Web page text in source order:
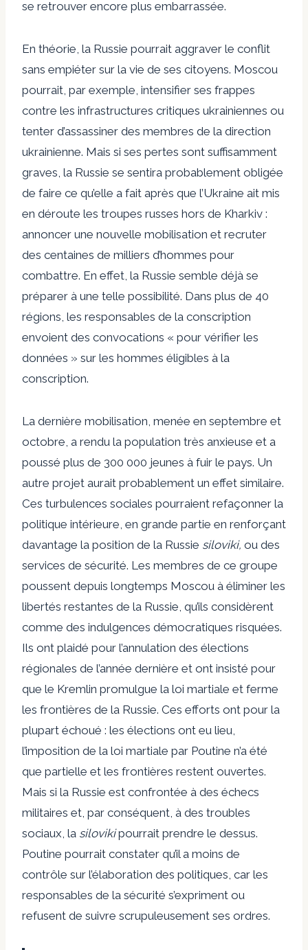
se retrouver encore plus embarrassée.
En théorie, la Russie pourrait aggraver le conflit
sans empiéter sur la vie de ses citoyens. Moscou
pourrait, par exemple, intensifier ses frappes
contre les infrastructures critiques ukrainiennes ou
tenter d’assassiner des membres de la direction
ukrainienne. Mais si ses pertes sont suffisamment
graves, la Russie se sentira probablement obligée
de faire ce qu’elle a fait après que l’Ukraine ait mis
en déroute les troupes russes hors de Kharkiv :
annoncer une nouvelle mobilisation et recruter
des centaines de milliers d’hommes pour
combattre. En effet, la Russie semble déjà se
préparer à une telle possibilité. Dans plus de 40
régions, les responsables de la conscription
envoient des convocations « pour vérifier les
données » sur les hommes éligibles à la
conscription.
La dernière mobilisation, menée en septembre et
octobre, a rendu la population très anxieuse et a
poussé plus de 300 000 jeunes à fuir le pays. Un
autre projet aurait probablement un effet similaire.
Ces turbulences sociales pourraient refaçonner la
politique intérieure, en grande partie en renforçant
davantage la position de la Russie siloviki, ou des
services de sécurité. Les membres de ce groupe
poussent depuis longtemps Moscou à éliminer les
libertés restantes de la Russie, qu’ils considèrent
comme des indulgences démocratiques risquées.
Ils ont plaidé pour l’annulation des élections
régionales de l’année dernière et ont insisté pour
que le Kremlin promulgue la loi martiale et ferme
les frontières de la Russie. Ces efforts ont pour la
plupart échoué : les élections ont eu lieu,
l’imposition de la loi martiale par Poutine n’a été
que partielle et les frontières restent ouvertes.
Mais si la Russie est confrontée à des échecs
militaires et, par conséquent, à des troubles
sociaux, la silovikipourrait prendre le dessus.
Poutine pourrait constater qu’il a moins de
contrôle sur l’élaboration des politiques, car les
responsables de la sécurité s’expriment ou
refusent de suivre scrupuleusement ses ordres.